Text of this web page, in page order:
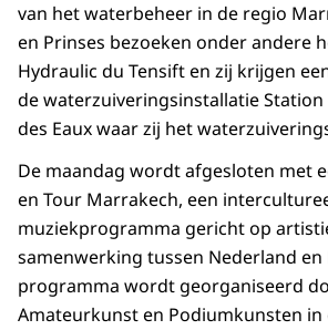
van het waterbeheer in de regio
en Prinses bezoeken onder andere
Hydraulic du Tensift en zij krijgen
de waterzuiveringsinstallatie
des Eaux waar zij het
De maandag wordt afgesloten met
en Tour Marrakech, een
muziekprogramma gericht op
samenwerking tussen Nederland
programma wordt georganiseerd
Amateurkunst en Podiumkunsten